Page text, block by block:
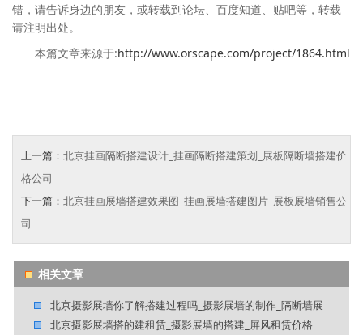
错，请告诉身边的朋友，或转载到论坛、百度知道、贴吧等，转载
请注明出处。
本篇文章来源于:http://www.orscape.com/project/1864.html
上一篇： 北京挂画隔断搭建设计_挂画隔断搭建策划_展板隔断墙搭建价
格公司
下一篇： 北京挂画展墙搭建效果图_挂画展墙搭建图片_展板展墙销售公
司
相关文章
北京摄影展墙你了解搭建过程吗_摄影展墙的制作_隔断墙展
北京摄影展墙搭的建租赁_摄影展墙的搭建_屏风租赁价格